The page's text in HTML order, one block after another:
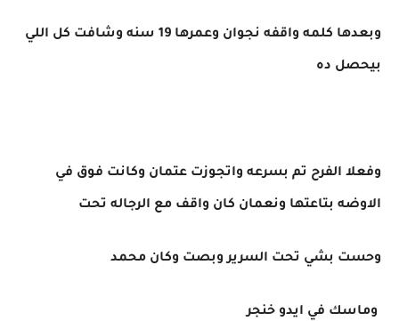
وبعدها كلمه واقفه نجوان وعمرها 19 سنه وشافت كل اللي
بيحصل ده
وفعلا الفرح تم بسرعه واتجوزت عتمان وكانت فوق في
الاوضه بتاعتها ونعمان كان واقف مع الرجاله تحت
وحست بشي تحت السرير وبصت وكان محمد
وماسك في ايدو خنجر